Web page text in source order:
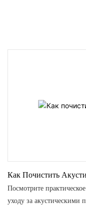
Как Почистить
Посмотрите
уходу за акустическими